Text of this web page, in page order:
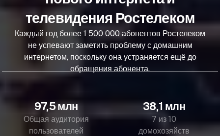
телевидения Ростелеком
Каждый год более 1 500 000 абонентов Ростелеком
не успевают заметить проблему с домашним
интернетом, поскольку она устраняется ещё до
обращения абонента.
97,5 млн
Общая аудитория
пользователей
38,1 млн
7 из 10
домохозяйств